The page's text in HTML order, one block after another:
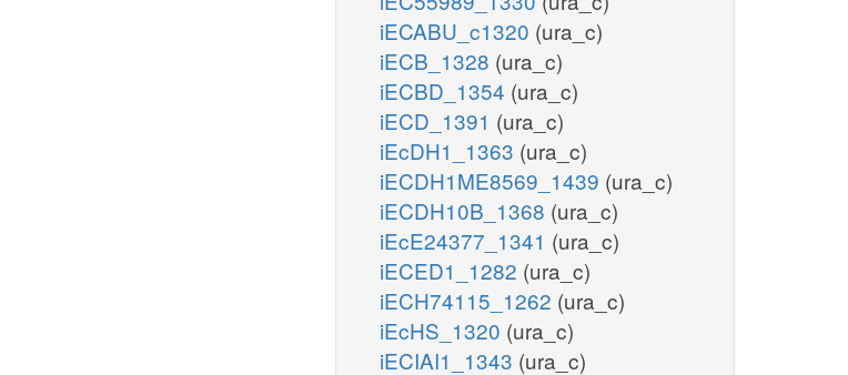
iECABU_c1320 (ura_c)
iECB_1328 (ura_c)
iECBD_1354 (ura_c)
iECD_1391 (ura_c)
iEcDH1_1363 (ura_c)
iECDH1ME8569_1439 (ura_c)
iECDH10B_1368 (ura_c)
iEcE24377_1341 (ura_c)
iECED1_1282 (ura_c)
iECH74115_1262 (ura_c)
iEcHS_1320 (ura_c)
iECIAI1_1343 (ura_c)